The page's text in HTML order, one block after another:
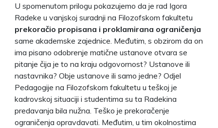
U spomenutom prilogu pokazujemo da je rad Igora
Radeke u vanjskoj suradnji na Filozofskom fakultetu
prekoračio propisana i proklamirana ograničenja
same akademske zajednice. Međutim, s obzirom da on
ima pisano odobrenje matične ustanove otvara se
pitanje čija je to na kraju odgovornost? Ustanove ili
nastavnika? Obje ustanove ili samo jedne? Odjel
Pedagogije na Filozofskom fakultetu u teškoj je
kadrovskoj situaciji i studentima su ta Radekina
predavanja bila nužna. Teško je prekoračenje
ograničenja opravdavati. Međutim, u tim okolnostima